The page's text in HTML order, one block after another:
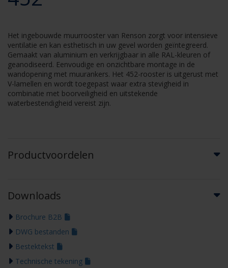
Het ingebouwde muurrooster van Renson zorgt voor intensieve
ventilatie en kan esthetisch in uw gevel worden geïntegreerd.
Gemaakt van aluminium en verkrijgbaar in alle RAL-kleuren of
geanodiseerd. Eenvoudige en onzichtbare montage in de
wandopening met muurankers. Het 452-rooster is uitgerust met
V-lamellen en wordt toegepast waar extra stevigheid in
combinatie met boorveiligheid en uitstekende
waterbestendigheid vereist zijn.
Productvoordelen
Downloads
Brochure B2B
DWG bestanden
Bestektekst
Technische tekening